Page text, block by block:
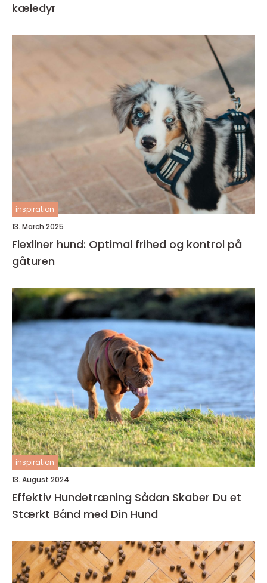
kæledyr
inspiration
13. March 2025
Flexliner hund: Optimal frihed og kontrol på
gåturen
inspiration
13. August 2024
Effektiv Hundetræning Sådan Skaber Du et
Stærkt Bånd med Din Hund